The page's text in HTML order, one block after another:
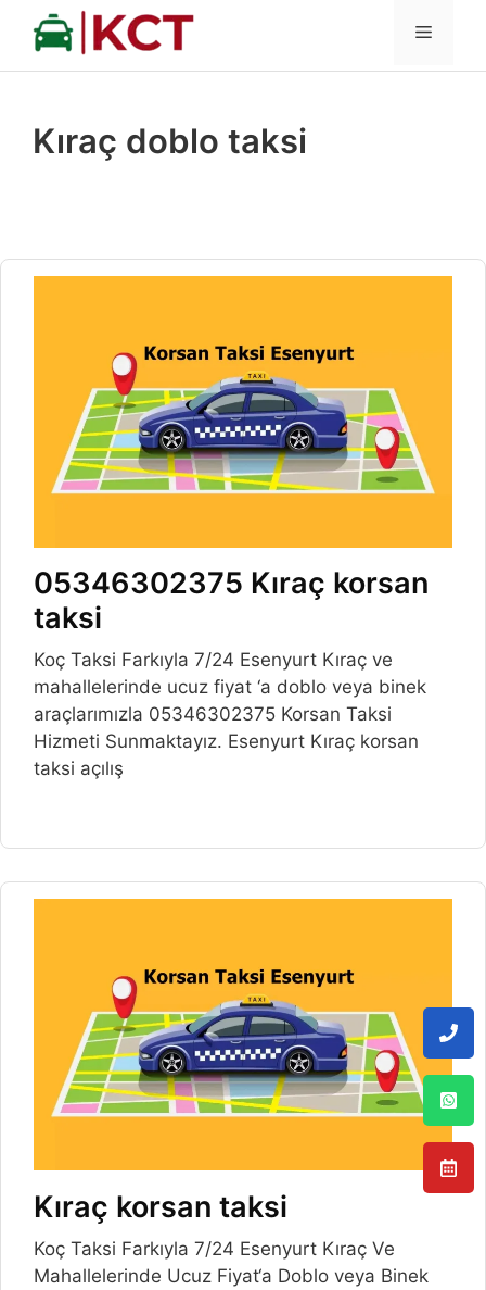
İçeriğe
MENÜ
Kıraç doblo taksi
05346302375 Kıraç korsan
taksi
Koç Taksi Farkıyla 7/24 Esenyurt Kıraç ve
mahallelerinde ucuz fiyat ‘a doblo veya binek
araçlarımızla 05346302375 Korsan Taksi
Hizmeti Sunmaktayız. Esenyurt Kıraç korsan
taksi açılış
Kıraç korsan taksi
Koç Taksi Farkıyla 7/24 Esenyurt Kıraç Ve
Mahallelerinde Ucuz Fiyat‘a Doblo veya Binek